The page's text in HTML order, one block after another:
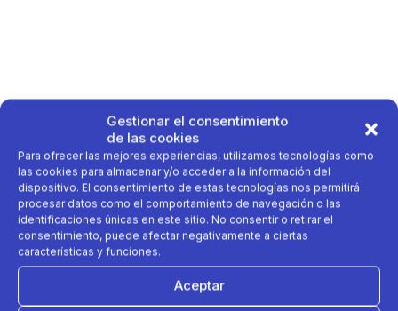
Gestionar el consentimiento
de las cookies
Para ofrecer las mejores experiencias, utilizamos tecnologías como
las cookies para almacenar y/o acceder a la información del
dispositivo. El consentimiento de estas tecnologías nos permitirá
procesar datos como el comportamiento de navegación o las
identificaciones únicas en este sitio. No consentir o retirar el
consentimiento, puede afectar negativamente a ciertas
características y funciones.
Aceptar